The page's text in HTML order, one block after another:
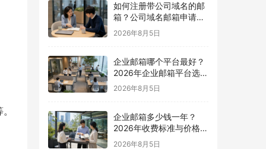
如何注册带公司域名的邮
箱？公司域名邮箱申请与
配置指南
2026年8月5日
企业邮箱哪个平台最好？
2026年企业邮箱平台选择
指南
2026年8月5日
企业邮箱多少钱一年？
2026年收费标准与价格计
算指南
2026年8月5日